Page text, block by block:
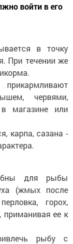
войти в его
в точку
При течении же
червями,
магазине или
карпа, сазана -
для рыбы
(жмых после
горох,
приманивая ее к
рыбу с